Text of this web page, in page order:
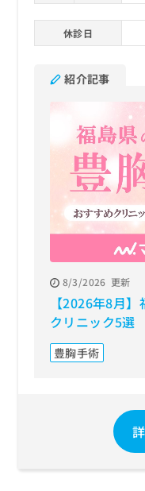
休診日
紹介記事
8/3/2026 更新
【2026年8月
クリニック5選
豊胸手術